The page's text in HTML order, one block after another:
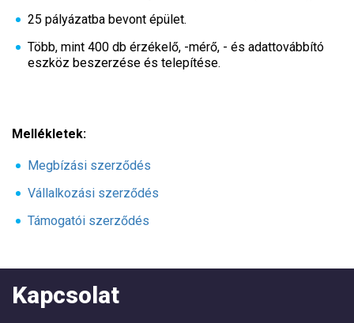
25 pályázatba bevont épület.
Több, mint 400 db érzékelő, -mérő, - és adattovábbító
eszköz beszerzése és telepítése.
Mellékletek:
Megbízási szerződés
Vállalkozási szerződés
Támogatói szerződés
Kapcsolat